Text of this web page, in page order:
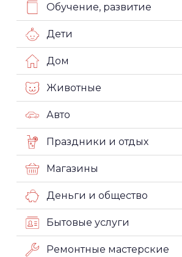
Обучение, развитие
Дети
Дом
Животные
Авто
Праздники и отдых
Магазины
Деньги и общество
Бытовые услуги
Ремонтные мастерские